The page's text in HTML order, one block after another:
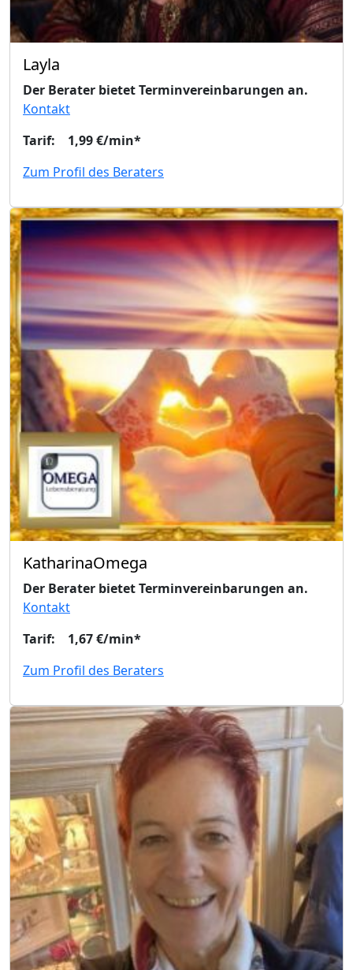
Layla
Der Berater bietet Terminvereinbarungen an.
Kontakt
Tarif: 1,99 €/min*
Zum Profil des Beraters
KatharinaOmega
Der Berater bietet Terminvereinbarungen an.
Kontakt
Tarif: 1,67 €/min*
Zum Profil des Beraters